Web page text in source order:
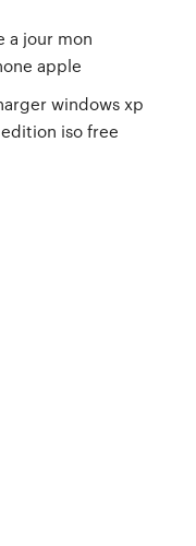
a jour mon
apple
windows xp
iso free